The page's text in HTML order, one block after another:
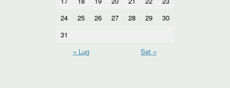
24
25 26 27 28 29
30
31
« Lug
Set »